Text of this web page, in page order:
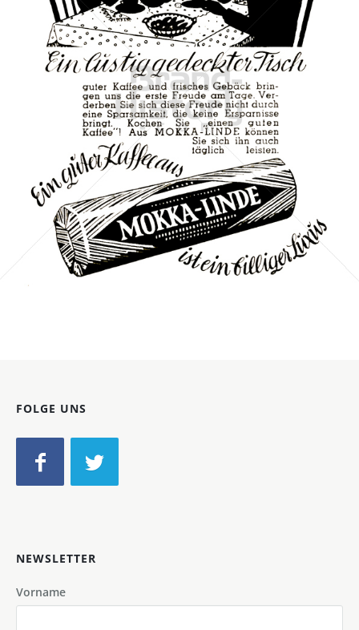
MOKKA-LINDE MOKKA-LINDE 1951
FOLGE UNS
NEWSLETTER
Vorname